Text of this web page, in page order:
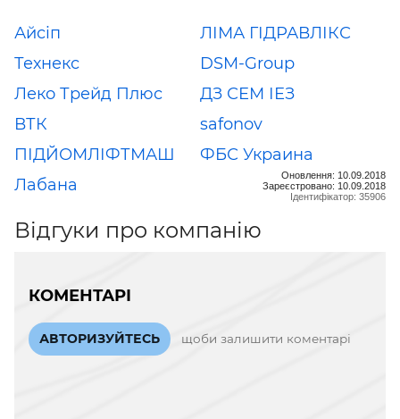
Айсіп
ЛІМА ГІДРАВЛІКС
Технекс
DSM-Group
Леко Трейд Плюс
ДЗ СЕМ ІЕЗ
ВТК
ПІДЙОМЛІФТМАШ
safonov
ФБС Украина
Лабана
Оновлення: 10.09.2018
Зареєстровано: 10.09.2018
Ідентифікатор: 35906
Відгуки про компанію
КОМЕНТАРІ
АВТОРИЗУЙТЕСЬ щоби залишити коментарі